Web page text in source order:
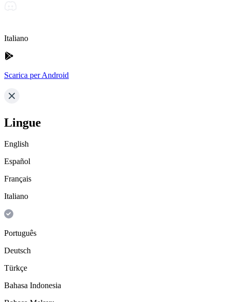
Italiano
Scarica per Android
Lingue
English
Español
Français
Italiano
Português
Deutsch
Türkçe
Bahasa Indonesia